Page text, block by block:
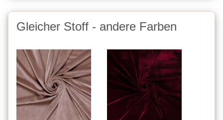
Gleicher Stoff - andere Farben